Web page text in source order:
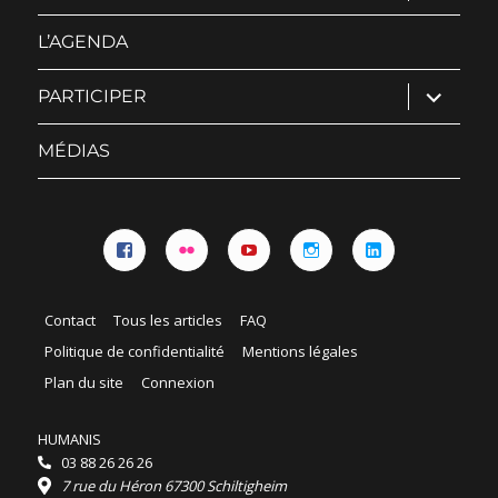
sous-
L’AGENDA
PARTICIPER ouvrir
le
sous-
MÉDIAS
Contact Tous les articles
FAQ
Politique de confidentialité
Mentions légales
Plan du site
Connexion
HUMANIS
03 88 26 26 26
7 rue du Héron 67300 Schiltigheim